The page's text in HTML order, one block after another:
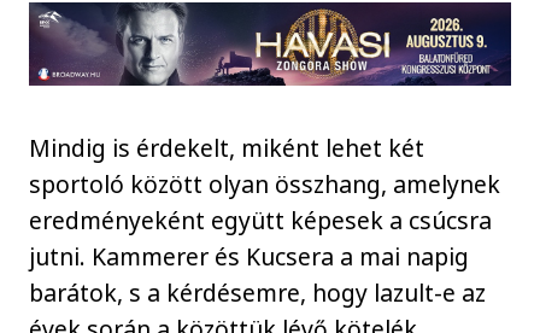
Mindig is érdekelt, miként lehet két
sportoló között olyan összhang, amelynek
eredményeként együtt képesek a csúcsra
jutni. Kammerer és Kucsera a mai napig
barátok, s a kérdésemre, hogy lazult-e az